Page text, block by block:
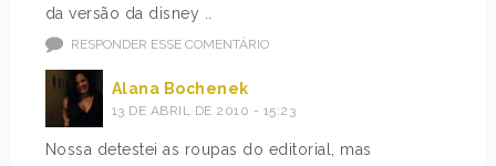
da versão da disney ..
RESPONDER ESSE COMENTÁRIO
Alana Bochenek
13 DE ABRIL DE 2010 - 15:23
Nossa detestei as roupas do editorial, mas